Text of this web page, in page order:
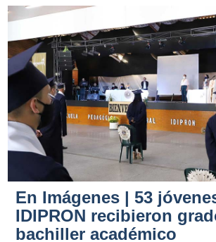
En Imágenes | 53
IDIPRON recibieron
bachiller académico